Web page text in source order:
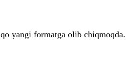
yangi formatga olib